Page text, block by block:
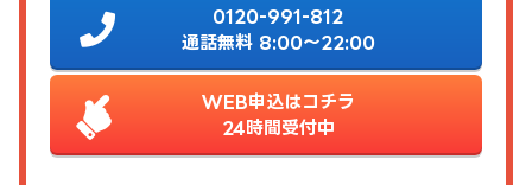
0120-991-812
通話無料 8:00～22:00
WEB申込はコチラ
24時間受付中